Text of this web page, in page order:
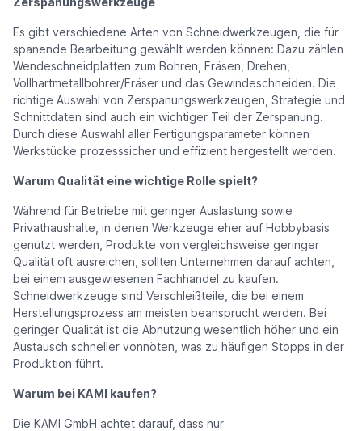
Es gibt verschiedene Arten von Schneidwerkzeugen, die für
spanende Bearbeitung gewählt werden können: Dazu zählen
Wendeschneidplatten zum Bohren, Fräsen, Drehen,
Vollhartmetallbohrer/Fräser und das Gewindeschneiden. Die
richtige Auswahl von Zerspanungswerkzeugen, Strategie und
Schnittdaten sind auch ein wichtiger Teil der Zerspanung.
Durch diese Auswahl aller Fertigungsparameter können
Werkstücke prozesssicher und effizient hergestellt werden.
Warum Qualität eine wichtige Rolle spielt?
Während für Betriebe mit geringer Auslastung sowie
Privathaushalte, in denen Werkzeuge eher auf Hobbybasis
genutzt werden, Produkte von vergleichsweise geringer
Qualität oft ausreichen, sollten Unternehmen darauf achten,
bei einem ausgewiesenen Fachhandel zu kaufen.
Schneidwerkzeuge sind Verschleißteile, die bei einem
Herstellungsprozess am meisten beansprucht werden. Bei
geringer Qualität ist die Abnutzung wesentlich höher und ein
Austausch schneller vonnöten, was zu häufigen Stopps in der
Produktion führt.
Warum bei KAMI kaufen?
Die KAMI GmbH achtet darauf, dass nur